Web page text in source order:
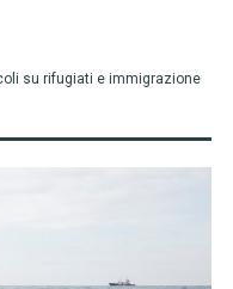
su rifugiati e immigrazione